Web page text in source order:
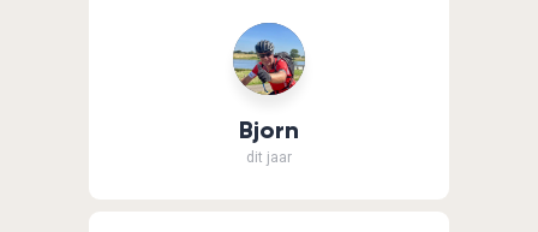
Bjorn
dit jaar